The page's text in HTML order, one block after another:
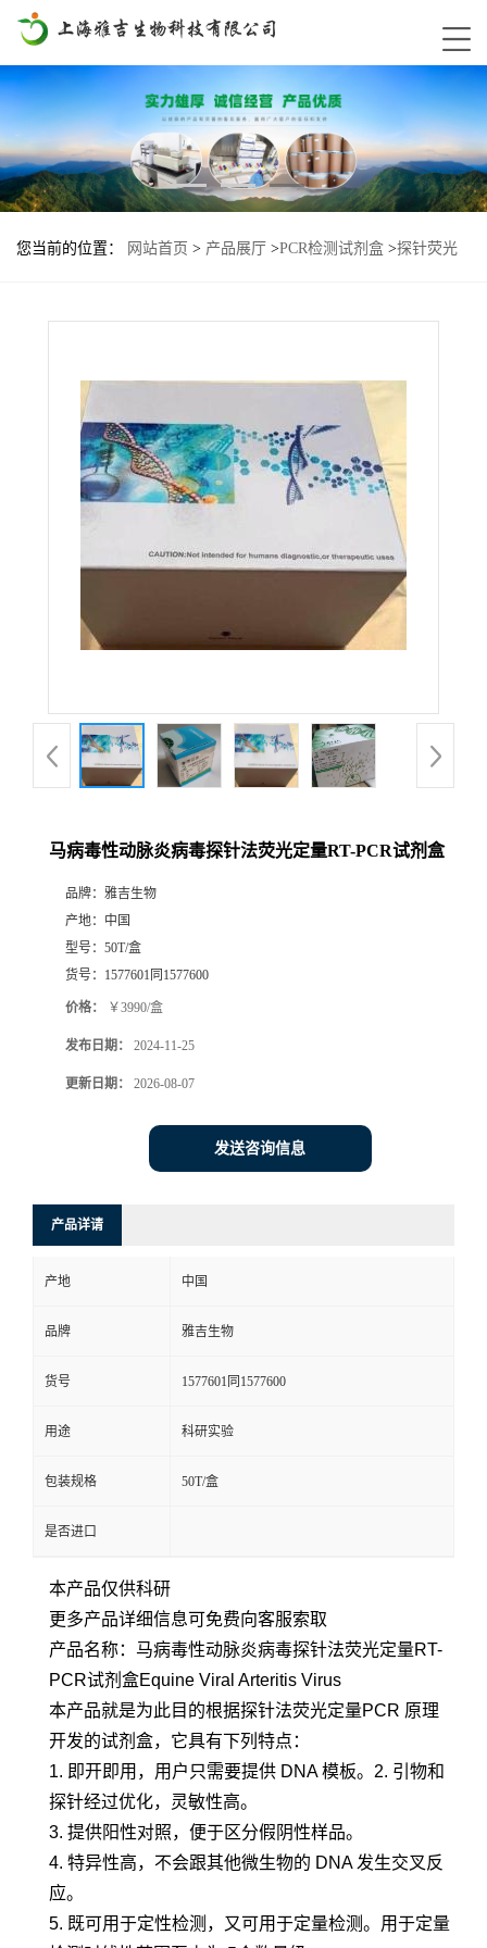
您当前的位置： 网站首页 > 产品展厅 >PCR检测试剂盒 >探针荧光
马病毒性动脉炎病毒探针法荧光定量RT-PCR试剂盒
品牌： 雅吉生物
产地： 中国
型号： 50T/盒
货号： 1577601同1577600
价格： ￥3990/盒
发布日期： 2024-11-25
更新日期： 2026-08-07
发送咨询信息
产品详请
产地 中国
品牌 雅吉生物
货号 1577601同1577600
用途 科研实验
包装规格 50T/盒
是否进口
本产品仅供科研
更多产品详细信息可免费向客服索取
产品名称：马病毒性动脉炎病毒探针法荧光定量RT-
PCR试剂盒Equine Viral Arteritis Virus
本产品就是为此目的根据探针法荧光定量PCR 原理
开发的试剂盒，它具有下列特点：
1. 即开即用，用户只需要提供 DNA 模板。2. 引物和
探针经过优化，灵敏性高。
3. 提供阳性对照，便于区分假阴性样品。
4. 特异性高，不会跟其他微生物的 DNA 发生交叉反
应。
5. 既可用于定性检测，又可用于定量检测。用于定量